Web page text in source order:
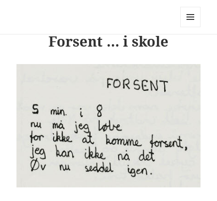
PhotoStory – en rejse i billeder og
Forsent … i skole